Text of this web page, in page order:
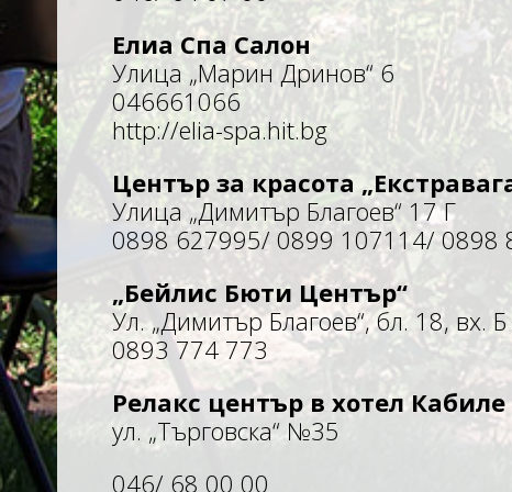
Елиа Спа Салон
Улица „Марин Дринов“ 6
046661066
http://elia-spa.hit.bg
Център за красота
Улица „Димитър Благоев“ 17 Г
0898 627995/ 0899 107114/ 0898
„Бейлис Бюти Център“
Ул.„Димитър Благоев“, бл. 18, вх. Б
0893 774 773
Релакс център в хотел Кабиле
ул. „Търговска“ №35
046/ 68 00 00